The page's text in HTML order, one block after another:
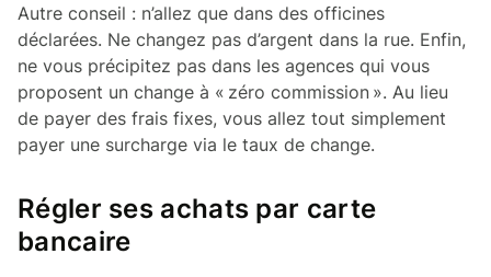
Autre conseil : n’allez que dans des officines
déclarées. Ne changez pas d’argent dans la rue. Enfin,
ne vous précipitez pas dans les agences qui vous
proposent un change à « zéro commission ». Au lieu
de payer des frais fixes, vous allez tout simplement
payer une surcharge via le taux de change.
Régler ses achats par carte
bancaire